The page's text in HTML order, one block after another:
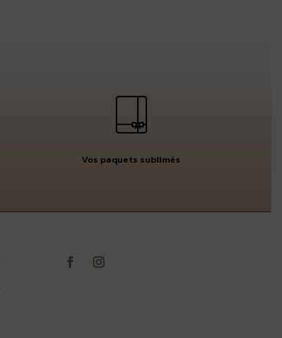
Vos paquets sublimés